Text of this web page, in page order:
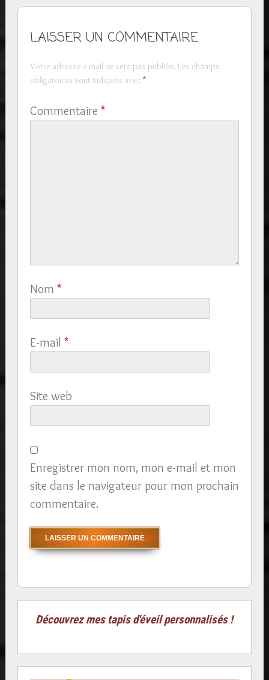
LAISSER UN COMMENTAIRE
Votre adresse e-mail ne sera pas publiée. Les champs
obligatoires sont indiqués avec *
Commentaire *
Nom *
E-mail *
Site web
Enregistrer mon nom, mon e-mail et mon
site dans le navigateur pour mon prochain
commentaire.
Découvrez mes tapis d'éveil personnalisés !